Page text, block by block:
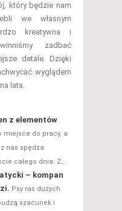
który będzie nam
we własnym
kreatywna i
zadbać
detale. Dzięki
wyglądem
lata.
z elementów
miejsce do pracy, a
nas spędza
całego dnia. Z...
– kompan
Psy ras dużych
szacunek i